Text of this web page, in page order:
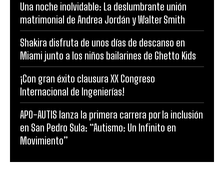
Una noche inolvidable: La deslumbrante unión
matrimonial de Andrea Jordán y Walter Smith
Shakira disfruta de unos días de descanso en
Miami junto a los niños bailarines de Ghetto Kids
¡Con gran éxito clausura XX Congreso
Internacional de Ingenierías!
APO-AUTIS lanza la primera carrera por la inclusión
en San Pedro Sula: “Autismo: Un Infinito en
Movimiento”